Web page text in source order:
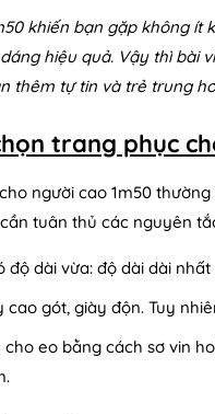
khiến bạn gặp không
hiệu quả. Vậy thì bài
thêm tự tin và trẻ trung
trang phục
người cao 1m50
tuân thủ các nguyên
độ dài vừa: độ dài dài
cao gót, giày độn. Tuy
eo bằng cách sơ vin